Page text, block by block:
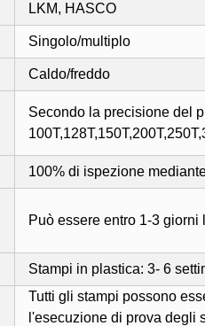
LKM, HASCO
Singolo/multiplo
Caldo/freddo
Secondo la precisione del
100% di ispezione
Può essere entro 1-3
Stampi in plastica: 3- 6
Tutti gli stampi possono
l'esecuzione di prova degli